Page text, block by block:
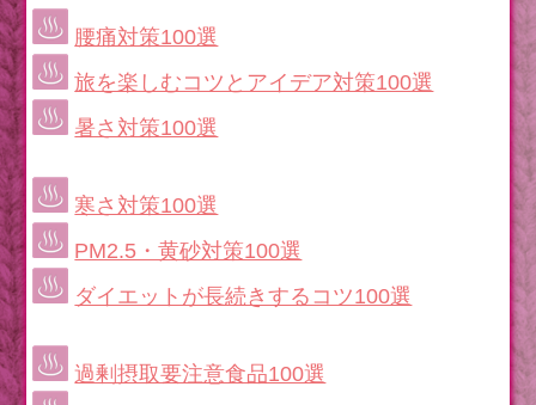
腰痛対策100選
旅を楽しむコツとアイデア対策100選
暑さ対策100選
寒さ対策100選
PM2.5・黄砂対策100選
ダイエットが長続きするコツ100選
過剰摂取要注意食品100選